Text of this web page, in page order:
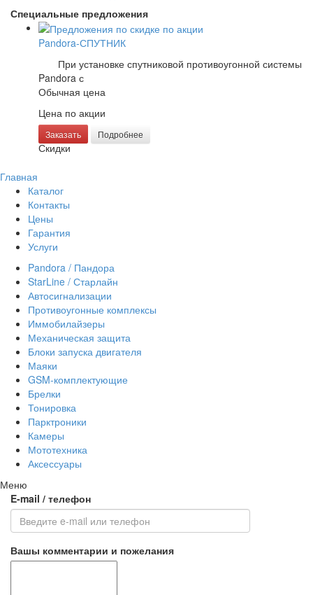
Специальные предложения
Pandora-СПУТНИК
При установке спутниковой противоугонной системы
Pandora с
Обычная цена
Цена по акции
Заказать Подробнее
Скидки
Главная
Каталог
Контакты
Цены
Гарантия
Услуги
Pandora / Пандора
StarLine / Старлайн
Автосигнализации
Противоугонные комплексы
Иммобилайзеры
Механическая защита
Блоки запуска двигателя
Маяки
GSM-комплектующие
Брелки
Тонировка
Парктроники
Камеры
Мототехника
Аксессуары
Меню
E-mail / телефон
Вашы комментарии и пожелания